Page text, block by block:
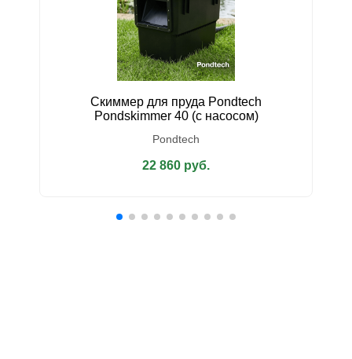
Скиммер для пруда Pondtech
Pondskimmer 40 (с насосом)
Pondtech
22 860 руб.